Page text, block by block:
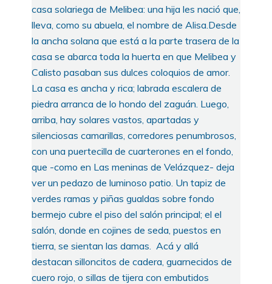
casa solariega de Melibea: una hija les nació que,
lleva, como su abuela, el nombre de Alisa.Desde
la ancha solana que está a la parte trasera de la
casa se abarca toda la huerta en que Melibea y
Calisto pasaban sus dulces coloquios de amor.
La casa es ancha y rica; labrada escalera de
piedra arranca de lo hondo del zaguán. Luego,
arriba, hay solares vastos, apartadas y
silenciosas camarillas, corredores penumbrosos,
con una puertecilla de cuarterones en el fondo,
que -como en Las meninas de Velázquez- deja
ver un pedazo de luminoso patio. Un tapiz de
verdes ramas y piñas gualdas sobre fondo
bermejo cubre el piso del salón principal; el el
salón, donde en cojines de seda, puestos en
tierra, se sientan las damas. Acá y allá
destacan silloncitos de cadera, guarnecidos de
cuero rojo, o sillas de tijera con embutidos